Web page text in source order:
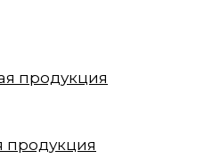
продукция
продукция